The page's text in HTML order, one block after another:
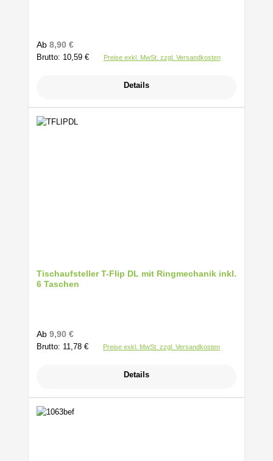
Regulärer Preis:
Ab 8,90 €
Brutto: 10,59 € Preise exkl. MwSt. zzgl. Versandkosten
Details
Tischaufsteller T-Flip DL mit Ringmechanik inkl.
6 Taschen
Regulärer Preis:
Ab 9,90 €
Brutto: 11,78 € Preise exkl. MwSt. zzgl. Versandkosten
Details